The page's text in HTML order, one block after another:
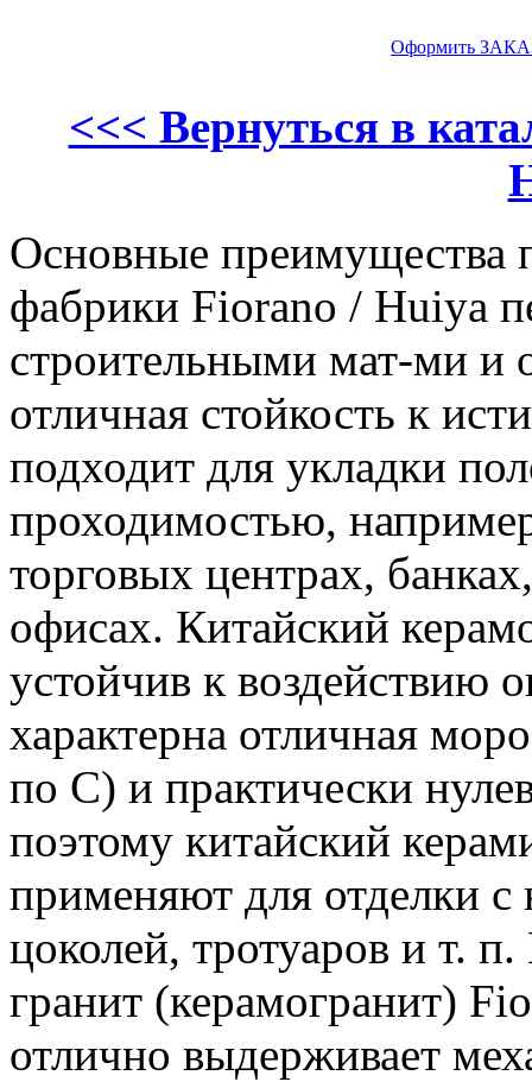
Оформить
<<< Вернуться в
Основные преимущества
фабрики Fiorano / Huiya
строительными мат-ми и
отличная стойкость к
подходит для укладки
проходимостью,
торговых центрах,
офисах. Китайский
устойчив к воздействию
характерна отличная
по С) и практически
поэтому китайский
применяют для отделки
цоколей, тротуаров и т.
гранит (керамогранит)
отлично выдерживает